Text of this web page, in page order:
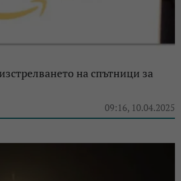
на спътници за
09:16, 10.04.2025